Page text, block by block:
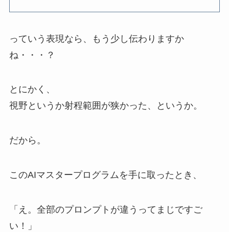
っていう表現なら、もう少し伝わりますか
ね・・・？
とにかく、
視野というか射程範囲が狭かった、というか。
だから。
このAIマスタープログラムを手に取ったとき、
「え。全部のプロンプトが違うってまじですご
い！」